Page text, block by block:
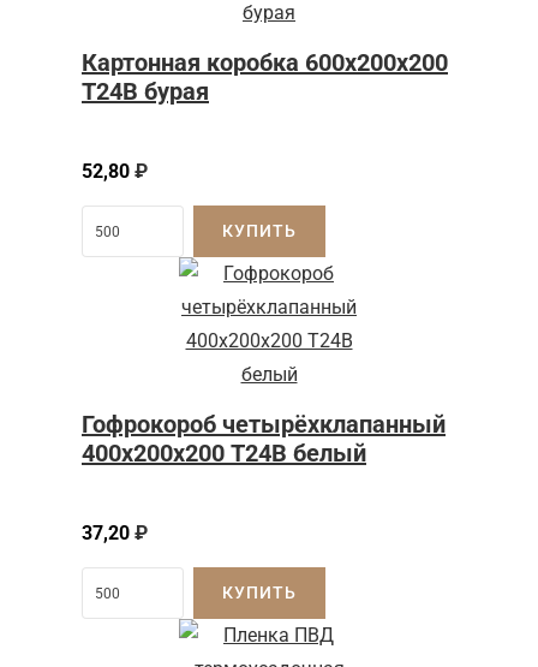
Картонная коробка 600x200x200
Т24B бурая
52,80 ₽
КУПИТЬ
Гофрокороб четырёхклапанный
400х200х200 Т24В белый
37,20 ₽
КУПИТЬ